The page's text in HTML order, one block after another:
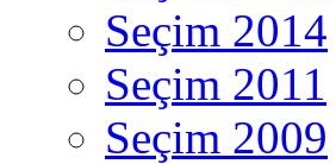
Seçim 2014
Seçim 2011
Seçim 2009